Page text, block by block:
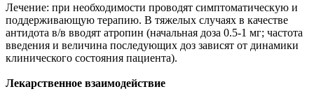
Лечение: при необходимости проводят симптоматическую и
поддерживающую терапию. В тяжелых случаях в качестве
антидота в/в вводят атропин (начальная доза 0.5-1 мг; частота
введения и величина последующих доз зависят от динамики
клинического состояния пациента).
Лекарственное взаимодействие